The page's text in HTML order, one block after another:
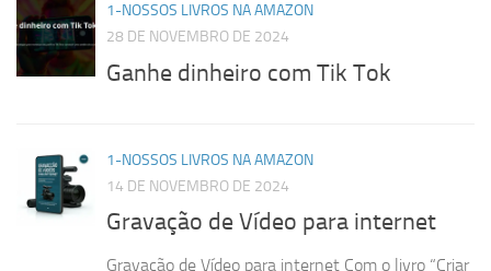
1-NOSSOS LIVROS NA AMAZON
28 DE NOVEMBRO DE 2024
Ganhe dinheiro com Tik Tok
1-NOSSOS LIVROS NA AMAZON
14 DE NOVEMBRO DE 2024
Gravação de Vídeo para internet
Gravação de Vídeo para internet Com o livro “Criar